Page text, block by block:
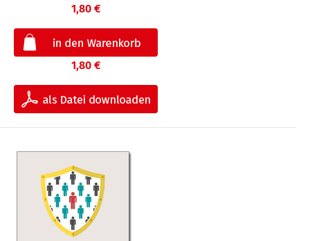
1,80 €
1,80 €